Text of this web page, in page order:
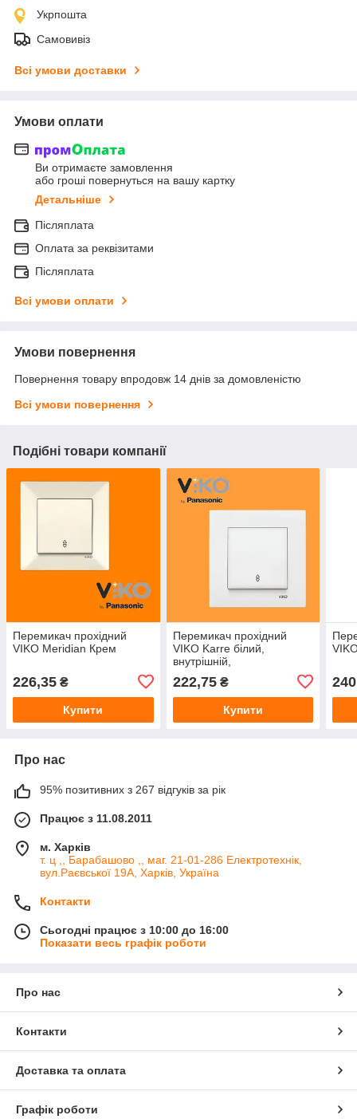
Укрпошта
Самовивіз
Всі умови доставки
Умови оплати
Ви отримаєте замовлення
або гроші повернуться на вашу картку
Детальніше
Післяплата
Оплата за реквізитами
Післяплата
Всі умови оплати
Умови повернення
Повернення товару впродовж 14 днів за домовленістю
Всі умови повернення
Подібні товари компанії
Перемикач прохідний
VIKO Meridian Крем
226,35 ₴
Купити
Перемикач прохідний
VIKO Karre білий,
внутрішній,
одноклавішний, прохідний
вимикач
222,75₴
Купити
Про нас
95% позитивних з 267 відгуків за рік
Працює з 11.08.2011
м. Харків
т. ц ,, Барабашово ,, маг. 21-01-286 Електротехнік,
вул.Раєвської 19А, Харків, Україна
Контакти
Сьогодні працює з 10:00 до 16:00
Показати весь графік роботи
Про нас
Контакти
Доставка та оплата
Графік роботи